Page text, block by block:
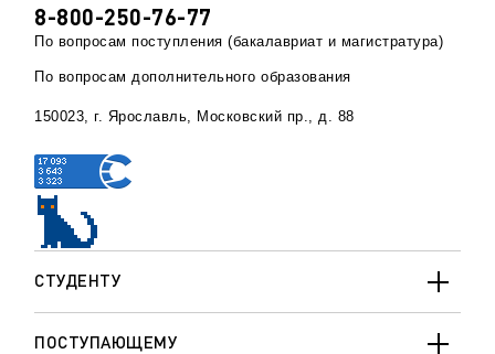
СТУДЕНТУ
ПОСТУПАЮЩЕМУ
8-800-250-76-77
По вопросам поступления (бакалавриат и магистратура)
По вопросам дополнительного образования
150023, г. Ярославль, Московский пр., д. 88